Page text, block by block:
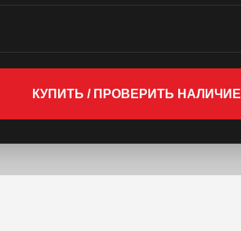
КУПИТЬ / ПРОВЕРИТЬ НАЛИЧИЕ